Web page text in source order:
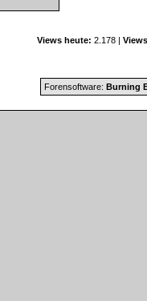
Views heute: 2.178 |
Forensoftware: Burning